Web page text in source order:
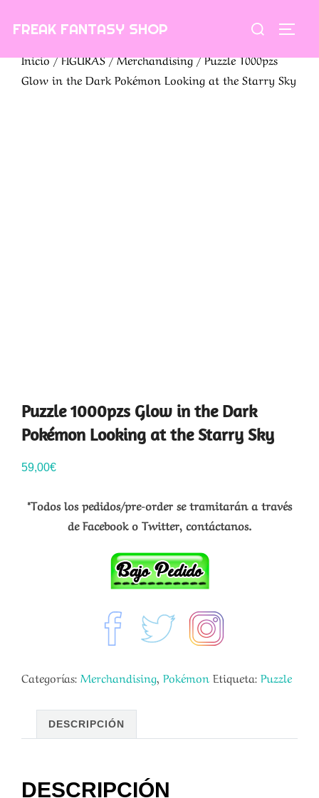
FREAK FANTASY SHOP Buscar:
Inicio/FIGURAS/Merchandising/ Puzzle 1000pzs
Glow in the Dark Pokémon Looking at the Starry Sky
Puzzle 1000pzs Glow in the Dark
Pokémon Looking at the Starry Sky
59,00€
*Todos los pedidos/pre-order se tramitarán a través
de Facebook o Twitter, contáctanos.
Categorías: Merchandising, Pokémon Etiqueta: Puzzle
DESCRIPCIÓN
DESCRIPCIÓN